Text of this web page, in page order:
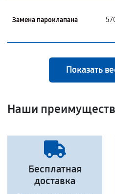
Замена пароклапана
Показать
Наши
Бесплатная
доставка